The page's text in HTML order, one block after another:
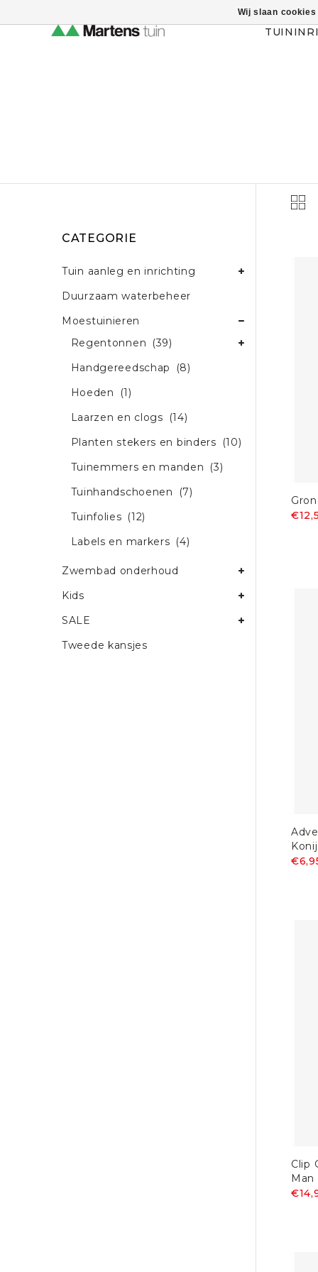
CATEGORIE
Tuin aanleg en inrichting
Duurzaam waterbeheer
Moestuinieren
Regentonnen
(39)
Handgereedschap
(8)
Hoeden
(1)
Laarzen en clogs
(14)
Planten stekers en binders
(10)
Tuinemmers en manden
(3)
Tuinhandschoenen
(7)
Tuinfolies (12)
Labels en markers (4)
Zwembad onderhoud
Kids
SALE
Tweede kansjes
Clip
Man
Wij slaan
Themahulp verbergen